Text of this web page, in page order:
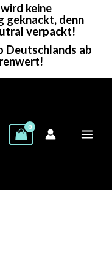
keine
geknackt, denn
verpackt!
Deutschlands ab